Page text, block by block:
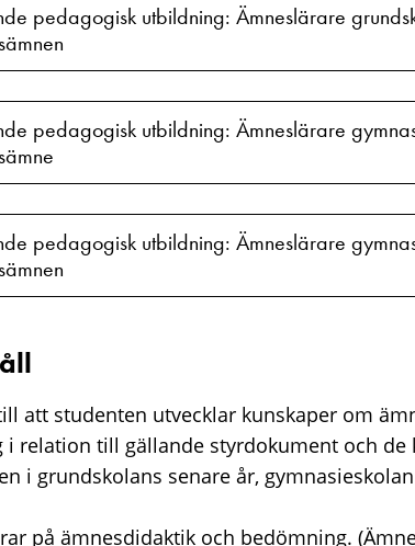
pedagogisk utbildning: Ämneslärare
pedagogisk utbildning: Ämneslärare
pedagogisk utbildning: Ämneslärare
att studenten utvecklar kunskaper om
i relation till gällande styrdokument och
i grundskolans senare år,
på ämnesdidaktik och bedömning.